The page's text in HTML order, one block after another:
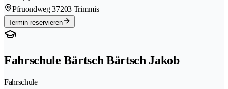
Pfruondweg 37203 Trimmis
Termin reservieren
Fahrschule Bärtsch Bärtsch Jakob
Fahrschule